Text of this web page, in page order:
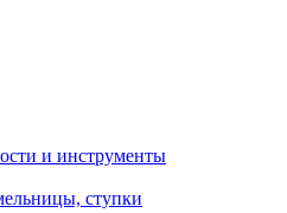
и инструменты
ступки